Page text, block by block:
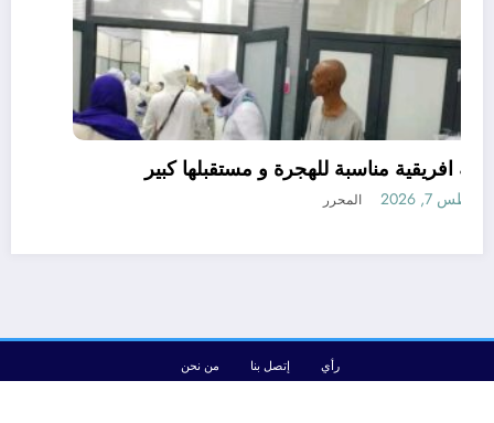
دولة افريقية مناسبة للهجرة و مستقبلها كبير
أغسطس 7, 2026
رأي إتصل بنا
من نحن